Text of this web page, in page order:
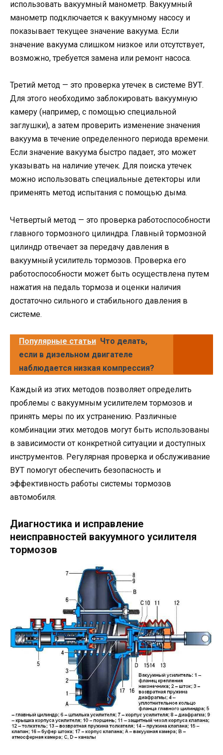
использовать вакуумный манометр. Вакуумный
манометр подключается к вакуумному насосу и
показывает текущее значение вакуума. Если
значение вакуума слишком низкое или отсутствует,
возможно, требуется замена или ремонт насоса.
Третий метод — это проверка утечек в системе ВУТ.
Для этого необходимо заблокировать вакуумную
камеру (например, с помощью специальной
заглушки), а затем проверить изменение значения
вакуума в течение определенного периода времени.
Если значение вакуума быстро падает, это может
указывать на наличие утечек. Для поиска утечек
можно использовать специальные детекторы или
применять метод испытания с помощью дыма.
Четвертый метод — это проверка работоспособности
главного тормозного цилиндра. Главный тормозной
цилиндр отвечает за передачу давления в
вакуумный усилитель тормозов. Проверка его
работоспособности может быть осуществлена путем
нажатия на педаль тормоза и оценки наличия
достаточно сильного и стабильного давления в
системе.
Популярные статьи Что делать,
если в дизельном двигателе
наблюдается низкая компрессия?
Каждый из этих методов позволяет определить
проблемы с вакуумным усилителем тормозов и
принять меры по их устранению. Различные
комбинации этих методов могут быть использованы
в зависимости от конкретной ситуации и доступных
инструментов. Регулярная проверка и обслуживание
ВУТ помогут обеспечить безопасность и
эффективность работы системы тормозов
автомобиля.
Диагностика и исправление
неисправностей вакуумного усилителя
тормозов